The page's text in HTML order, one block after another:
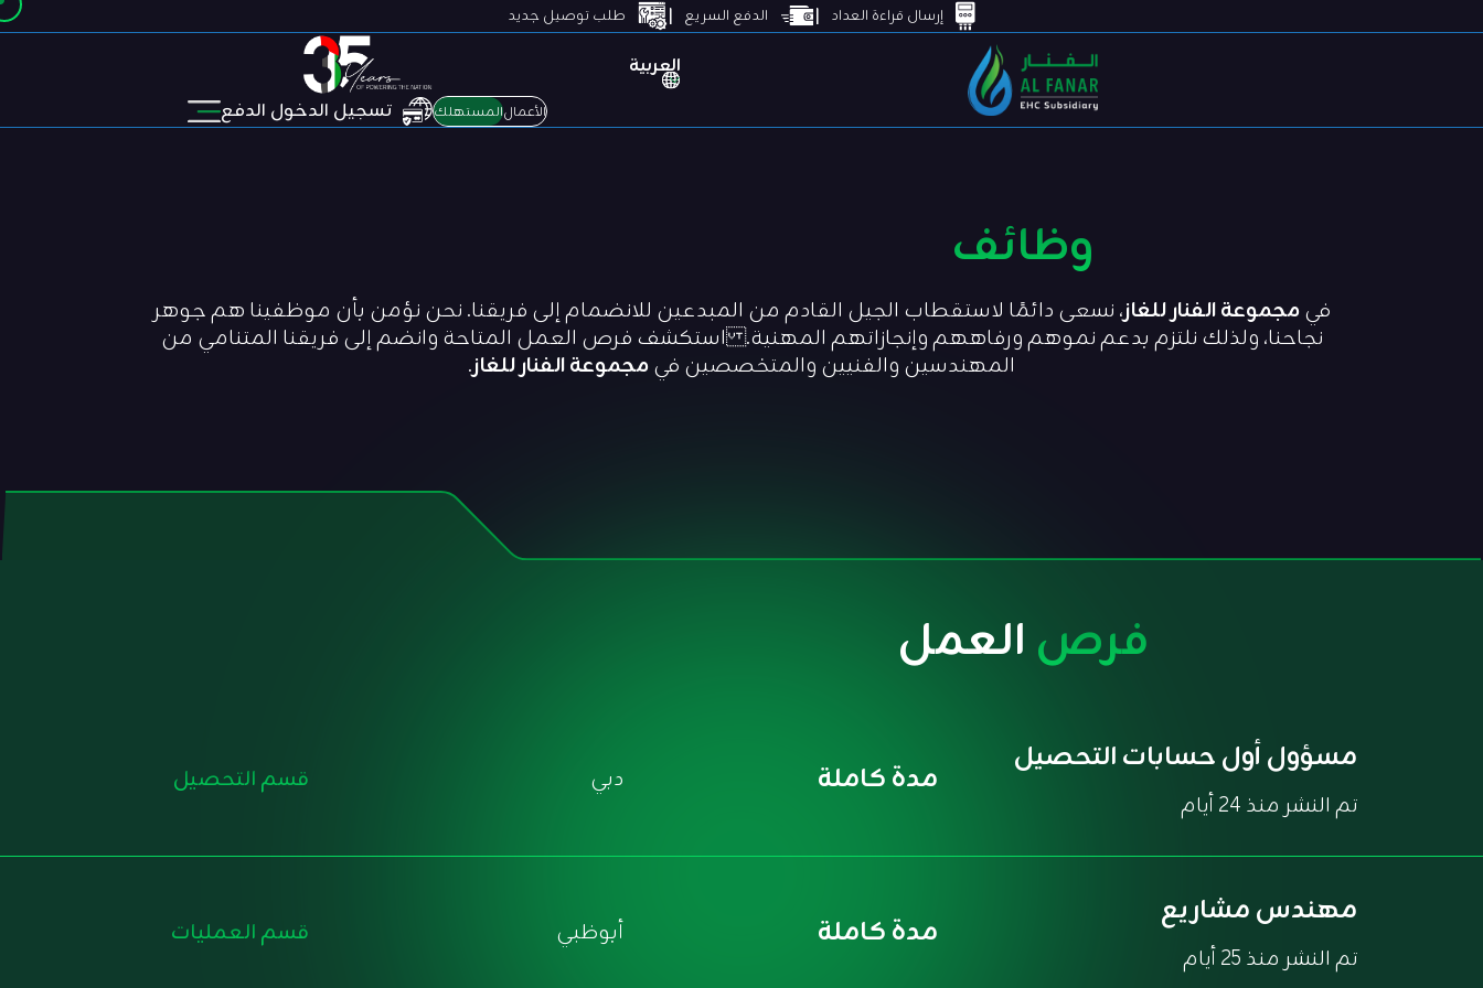
إرسال قراءة العداد الدفع السريع طلب توصيل جديد
العربية
الأعمالالمستهلك تسجيل الدخول الدفع
وظائف
فيمجموعة الفنار للغاز، نسعى دائمًا لاستقطاب الجيل القادم من المبدعين للانضمام إلى فريقنا. نحن نؤمن بأن موظفينا هم جوهر
نجاحنا، ولذلك نلتزم بدعم نموهم ورفاههم وإنجازاتهم المهنية. استكشف فرص العمل المتاحة وانضم إلى فريقنا المتنامي من
المهندسين والفنيين والمتخصصين فيمجموعة الفنار للغاز.
فرص العمل
مسؤول أول حسابات التحصيل
تم النشر منذ 24 أيام
مدة كاملة دبي قسم التحصيل
مهندس مشاريع
تم النشر منذ 25 أيام
مدة كاملة أبوظبي قسم العمليات